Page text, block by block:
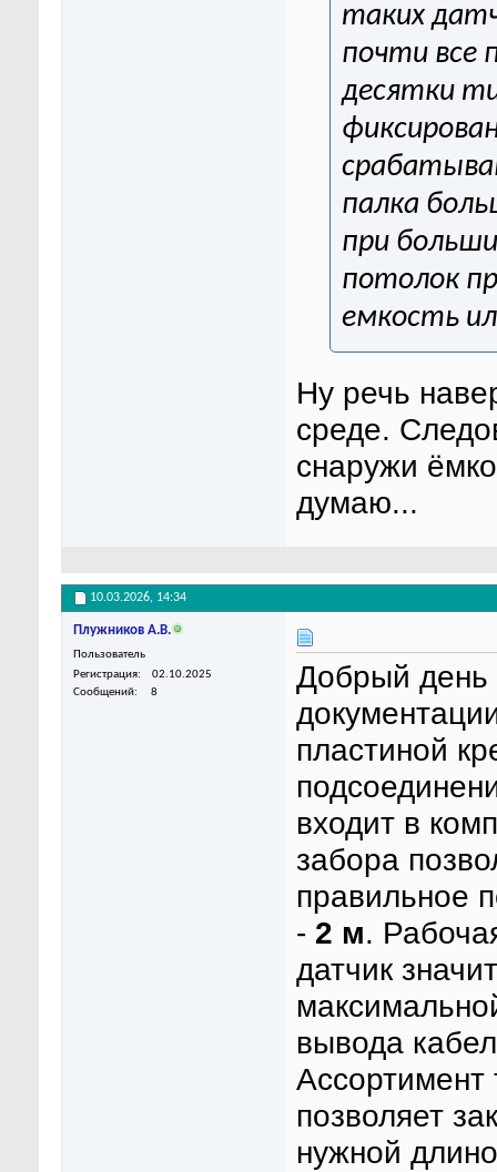
таких
почти все
десятки
палка
при
потолок
емкость
Ну речь
среде.
снаружи
думаю...
10.03.2026, 14:34
Плужников А.В.
Пользователь
Регистрация
02.10.2025
Сообщений
8
Добрый день
пластиной
входит в
забора
правильное
- 2 м.
датчик
вывода
Ассортимент
позволяет
нужной